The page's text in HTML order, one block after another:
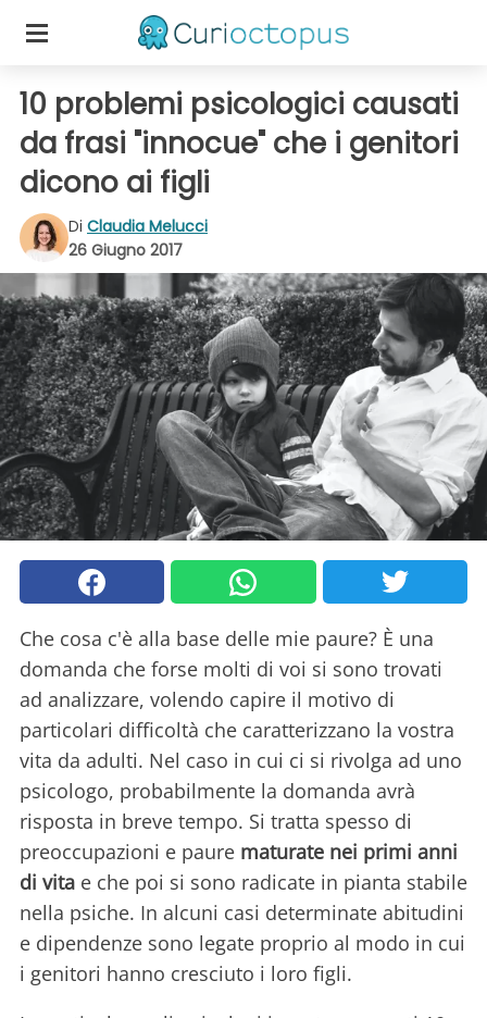
10 problemi psicologici causati
da frasi "innocue" che i genitori
dicono ai figli
Di Claudia Melucci
26 Giugno 2017
Che cosa c'è alla base delle mie paure? È una
domanda che forse molti di voi si sono trovati
ad analizzare, volendo capire il motivo di
particolari difficoltà che caratterizzano la vostra
vita da adulti. Nel caso in cui ci si rivolga ad uno
psicologo, probabilmente la domanda avrà
risposta in breve tempo. Si tratta spesso di
preoccupazioni e paure maturate nei primi anni
di vita e che poi si sono radicate in pianta stabile
nella psiche. In alcuni casi determinate abitudini
e dipendenze sono legate proprio al modo in cui
i genitori hanno cresciuto i loro figli.